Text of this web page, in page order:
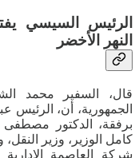
الرئيس السيسي
النهر الأخضر
قال، السفير محمد
الجمهورية، أن، الرئيس
برفقة، الدكتور
كامل الوزير، وزير
شركة العاصمة الإدارية